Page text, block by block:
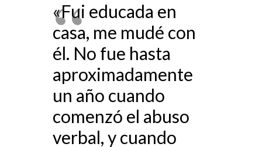
«Fui educada en
casa, me mudé con
él. No fue hasta
aproximadamente
un año cuando
comenzó el abuso
verbal, y cuando